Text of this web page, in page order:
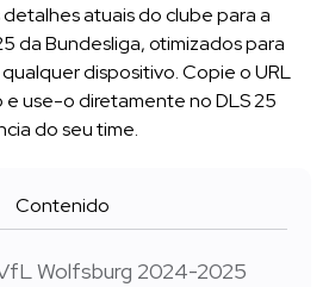
atuais do clube para a
da Bundesliga, otimizados para
dispositivo. Copie o URL
use-o diretamente no DLS 25
do seu time.
Contenido
Wolfsburg 2024-2025